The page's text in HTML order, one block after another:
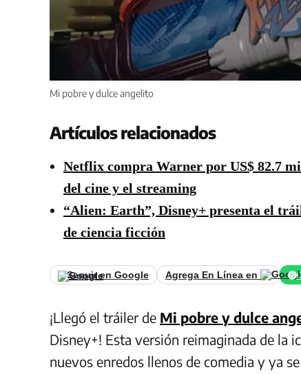
Mi pobre y dulce angelito
Artículos relacionados
Netflix compra Warner por US$ 82.7
del cine y el streaming
“Alien: Earth”, Disney+ presenta el
de ciencia ficción
Seguir en Google Agrega En Línea en
¡Llegó el tráiler de Mi pobre y dulce
Disney+! Esta versión reimaginada de la
nuevos enredos llenos de comedia y ya